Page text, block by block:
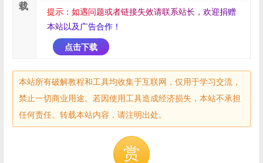
载
提示 ：如遇问题或者链接失效请联系站长 ，欢迎捐赠
本站以 及 广告合作 ！
点击下载
本站所有破解教程和工具均收集于互联网，仅用于学习交流，
禁止一切商业用途。若因使用工具造成经济损失，本站不承担
任何责任。转载本站内容，请注明出处。
赏